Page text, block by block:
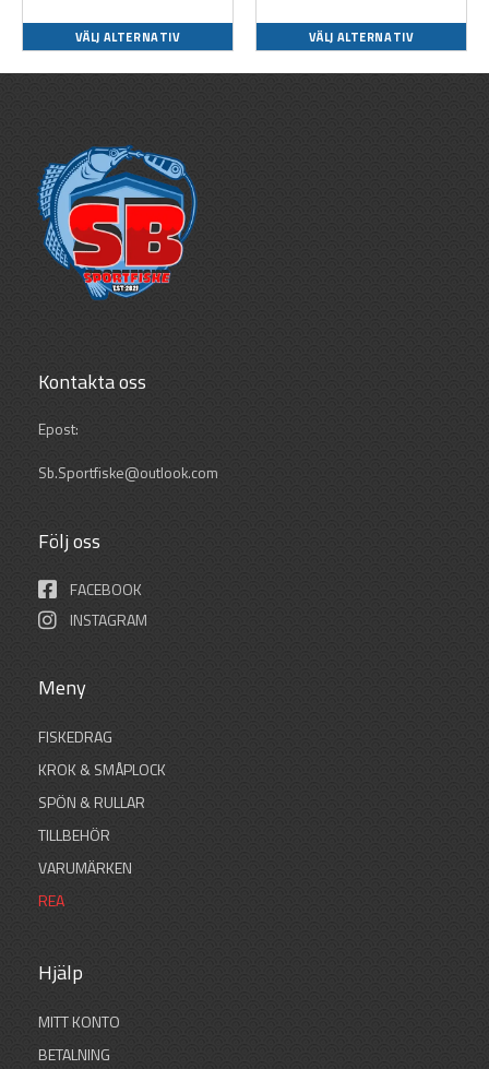
VÄLJ ALTERNATIV VÄLJ ALTERNATIV
Kontakta oss
Epost:
Sb.Sportfiske@outlook.com
Följ oss
FACEBOOK
INSTAGRAM
Meny
FISKEDRAG
KROK & SMÅPLOCK
SPÖN & RULLAR
TILLBEHÖR
VARUMÄRKEN
REA
Hjälp
MITT KONTO
BETALNING